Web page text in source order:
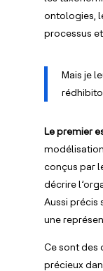
ontologies,
processus
Mais je
Le premier
conçus par
décrire
Aussi précis
une
Ce sont des
précieux